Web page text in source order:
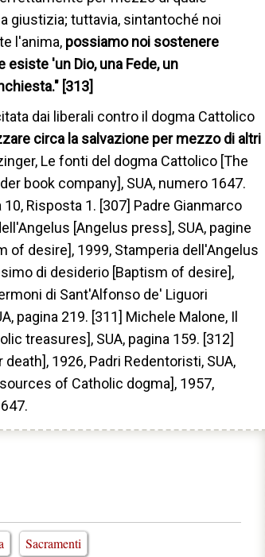
giustizia; tuttavia, sintantoché noi
l'anima, possiamo noi sostenere
'un Dio, una Fede, un
[313]
dai liberali contro il dogma Cattolico
circa la salvazione per mezzo di altri
Le fonti del dogma Cattolico [The
book company], SUA, numero 1647.
Risposta 1. [307] Padre Gianmarco
[Angelus press], SUA, pagine
of desire], 1999, Stamperia dell'Angelus
di desiderio [Baptism of desire],
di Sant'Alfonso de' Liguori
pagina 219. [311] Michele Malone, Il
treasures], SUA, pagina 159. [312]
1926, Padri Redentoristi, SUA,
of Catholic dogma], 1957,
Sacramenti